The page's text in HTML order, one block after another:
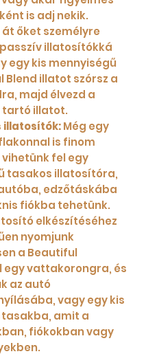
is adj nekik.
őket személyre
illatosítókká
egy kis mennyiségű
Blend illatot szórsz a
majd élvezd a
tartó illatot.
illatosítók:Még egy
is finom
fel egy
tasakos illatosítóra,
edzőtáskába
fiókba tehetünk.
elkészítéséhez
nyomjunk
a Beautiful
egy vattakorongra, és
az autó
vagy egy kis
amit a
fiókokban vagy